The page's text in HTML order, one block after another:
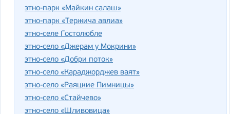
этно-парк «Майкин салаш»
этно-парк «Тержича авлиа»
этно-селе Гостолюбле
этно-село «Джерам у Мокрини»
этно-село «Добри поток»
этно-село «Караджорджев ваят»
этно-село «Раяцкие Пимницы»
этно-село «Стайчево»
этно-село «Шливовица»